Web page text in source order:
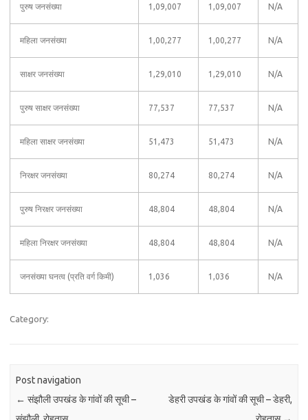
पुरुष जनसंख्या 1,09,007 1,09,007 N/A
महिला जनसंख्या 1,00,277 1,00,277 N/A
साक्षर जनसंख्या 1,29,010 1,29,010 N/A
पुरुष साक्षर जनसंख्या 77,537 77,537 N/A
महिला साक्षर जनसंख्या 51,473 51,473 N/A
निरक्षर जनसंख्या 80,274 80,274 N/A
पुरुष निरक्षर जनसंख्या 48,804 48,804 N/A
महिला निरक्षर जनसंख्या 48,804 48,804 N/A
जनसंख्या घनत्व (प्रति वर्ग किमी) 1,036 1,036 N/A
Category:
Post navigation
← संझौली उपखंड के गांवों की सूची –
डेहरी उपखंड के गांवों की सूची – डेहरी,